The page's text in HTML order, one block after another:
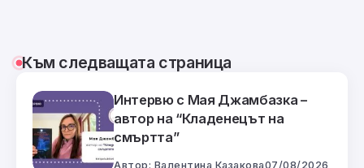
Към следващата страница
Интервю с Мая Джамбазка –
автор на “Кладенецът на
смъртта”
Автор: Валентина Казакова07/08/2026